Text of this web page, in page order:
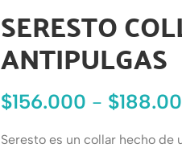
SERESTO
ANTIPULGAS
$156.000 - $
Seresto es un collar hecho de